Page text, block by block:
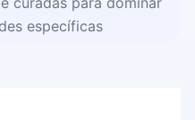
específicas